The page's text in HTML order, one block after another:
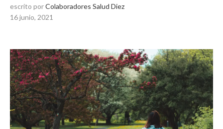
escrito porColaboradores Salud Diez
16 junio, 2021